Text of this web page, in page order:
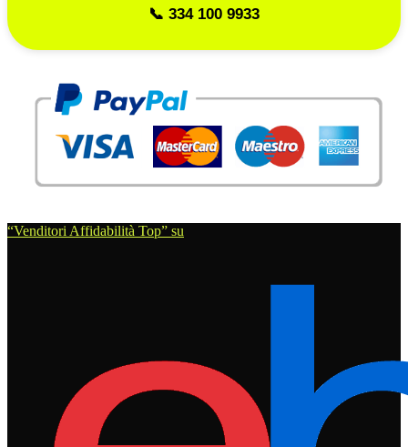
📞 334 100 9933
“Venditori Affidabilità Top” su